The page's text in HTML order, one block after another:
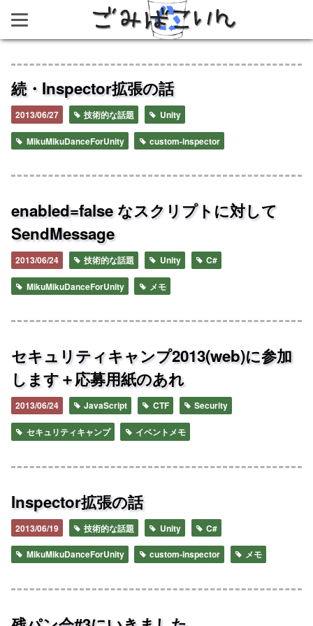
続・Inspector拡張の話
2013/06/27 技術的な話題 Unity
MikuMikuDanceForUnity custom-inspector
enabled=false なスクリプトに対して
SendMessage
2013/06/24 技術的な話題 Unity C#
MikuMikuDanceForUnity メモ
セキュリティキャンプ2013(web)に参加
します＋応募用紙のあれ
2013/06/24 JavaScript CTF Security
セキュリティキャンプ イベントメモ
Inspector拡張の話
2013/06/19 技術的な話題 Unity C#
MikuMikuDanceForUnity custom-inspector メモ
ごみばこいん